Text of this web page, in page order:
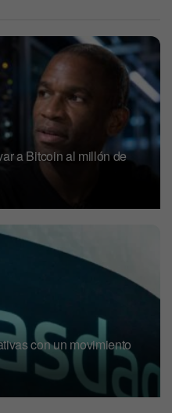
a Bitcoin al millón de
con un movimiento